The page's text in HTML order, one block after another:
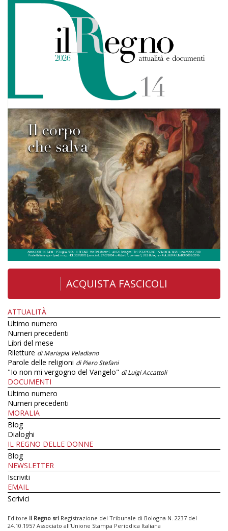
ACQUISTA FASCICOLI
ATTUALITÀ
Ultimo numero
Numeri precedenti
Libri del mese
Riletture di Mariapia Veladiano
Parole delle religioni di Piero Stefani
"Io non mi vergogno del Vangelo" di Luigi Accattoli
DOCUMENTI
Ultimo numero
Numeri precedenti
MORALIA
Blog
Dialoghi
IL REGNO DELLE DONNE
Blog
NEWSLETTER
Iscriviti
EMAIL
Scrivici
Editore Il Regno srl Registrazione del Tribunale di Bologna N. 2237 del
24.10.1957 Associato all’Unione Stampa Periodica Italiana